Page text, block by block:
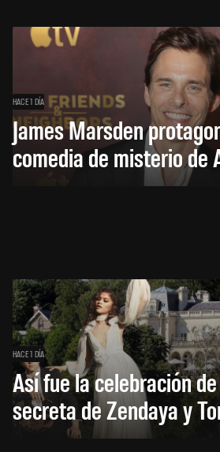
HACE 1 DÍA
James Marsden
comedia de misterio de
HACE 1 DÍA
Así fue la celebración
secreta de Zendaya y